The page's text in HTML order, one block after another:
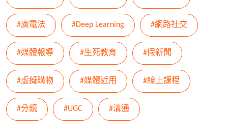
#廣電法 #Deep Learning #網路社交
#媒體報導 #生死教育 #假新聞
#虛擬購物 #媒體近用 #線上課程
#分鏡 #UGC #溝通